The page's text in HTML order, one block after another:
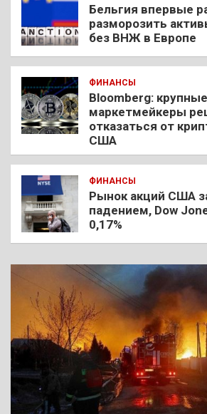
Бельгия впервые
разморозить
без ВНЖ в Европе
ФИНАНСЫ
Bloomberg: крупные
маркетмейкеры
отказаться от
США
ФИНАНСЫ
Рынок акций США
падением, Dow
0,17%